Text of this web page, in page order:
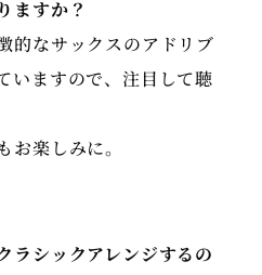
ますか？
的なサックスのアドリブ
いますので、注目して聴
お楽しみに。
ラシックアレンジするの